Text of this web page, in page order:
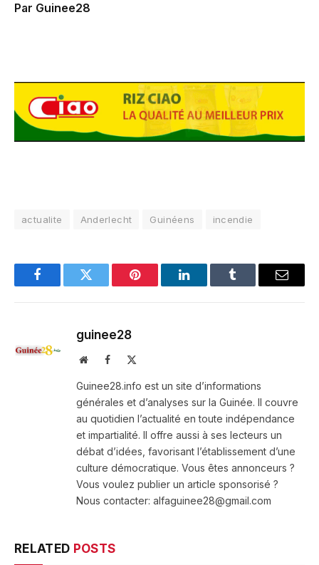
Par Guinee28
actualite Anderlecht Guinéens incendie
FacebookTwitter Pinterest LinkedInTumblr Email
guinee28
WebsiteFacebook
Guinee28.info est un site d’informations
générales et d’analyses sur la Guinée. Il couvre
au quotidien l’actualité en toute indépendance
et impartialité. Il offre aussi à ses lecteurs un
débat d’idées, favorisant l’établissement d’une
culture démocratique. Vous êtes annonceurs ?
Vous voulez publier un article sponsorisé ?
Nous contacter: alfaguinee28@gmail.com
RELATED POSTS